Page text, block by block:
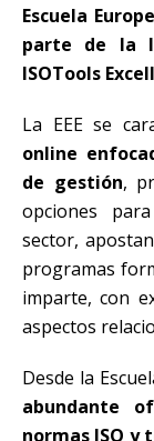
Escuela
parte de la
ISOTools
La EEE se
online
de gestión,
opciones
sector,
programas
imparte, con
aspectos
Desde la
abundante
normas ISO y